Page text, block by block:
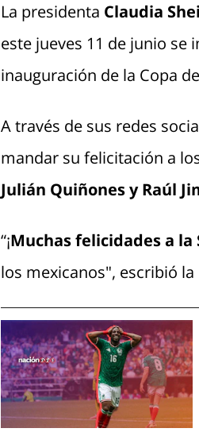
La presidenta Claudia
este jueves 11 de junio se
inauguración de la Copa
A través de sus redes
mandar su felicitación a
Julián Quiñones y Raúl
“¡Muchas felicidades a la
los mexicanos", escribió